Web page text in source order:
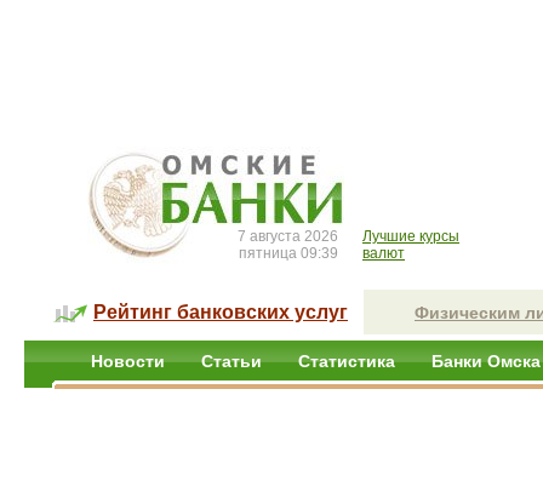
7 августа 2026
пятница 09:39
Лучшие курсы
валют
Рейтинг банковских услуг Физическим
Новости Статьи Статистика Банки Омска